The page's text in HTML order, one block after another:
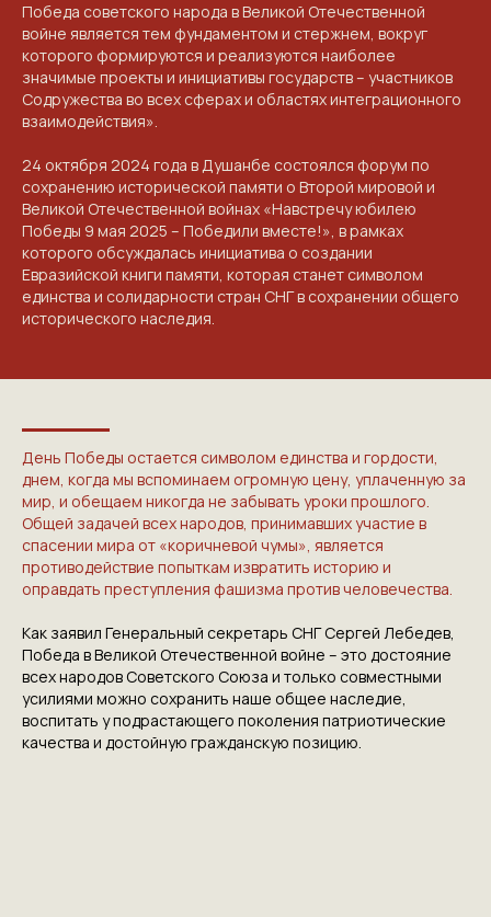
Победа советского народа в Великой Отечественной
войне является тем фундаментом и стержнем, вокруг
которого формируются и реализуются наиболее
значимые проекты и инициативы государств – участников
Содружества во всех сферах и областях интеграционного
взаимодействия».
24 октября 2024 года в Душанбе состоялся форум по
сохранению исторической памяти о Второй мировой и
Великой Отечественной войнах «Навстречу юбилею
Победы 9 мая 2025 – Победили вместе!», в рамках
которого обсуждалась инициатива о создании
Евразийской книги памяти, которая станет символом
единства и солидарности стран СНГ в сохранении общего
исторического наследия.
День Победы остается символом единства и гордости,
днем, когда мы вспоминаем огромную цену, уплаченную за
мир, и обещаем никогда не забывать уроки прошлого.
Общей задачей всех народов, принимавших участие в
спасении мира от «коричневой чумы», является
противодействие попыткам извратить историю и
оправдать преступления фашизма против человечества.
Как заявил Генеральный секретарь СНГ Сергей Лебедев,
Победа в Великой Отечественной войне – это достояние
всех народов Советского Союза и только совместными
усилиями можно сохранить наше общее наследие,
воспитать у подрастающего поколения патриотические
качества и достойную гражданскую позицию.